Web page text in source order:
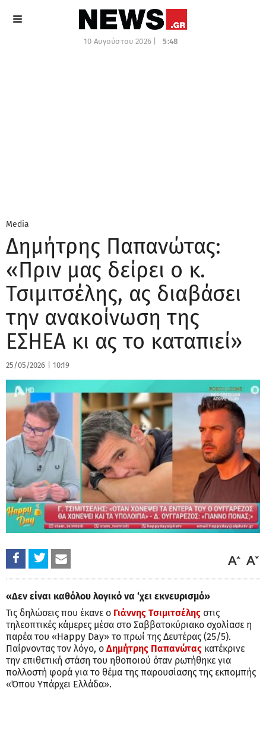
10 Αυγούστου 2026 | 5:48
Media
Δημήτρης Παπανώτας:
«Πριν μας δείρει ο κ.
Τσιμιτσέλης, ας διαβάσει
την ανακοίνωση της
ΕΣΗΕΑ κι ας το καταπιεί»
25/05/2026 10:19
«Δεν είναι καθόλου λογικό να ‘χει εκνευρισμό»
Τις δηλώσεις που έκανε ο Γιάννης Τσιμιτσέλης στις
τηλεοπτικές κάμερες μέσα στο Σαββατοκύριακο σχολίασε η
παρέα του «Happy Day» το πρωί της Δευτέρας (25/5).
Παίρνοντας τον λόγο, ο Δημήτρης Παπανώτας κατέκρινε
την επιθετική στάση του ηθοποιού όταν ρωτήθηκε για
πολλοστή φορά για το θέμα της παρουσίασης της εκπομπής
«Όπου Υπάρχει Ελλάδα».